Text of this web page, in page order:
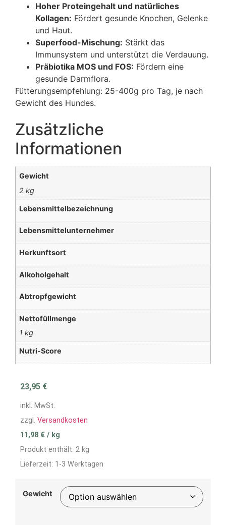
Hoher Proteingehalt und natürliches
Kollagen: Fördert gesunde Knochen, Gelenke
und Haut.
Superfood-Mischung: Stärkt das
Immunsystem und unterstützt die Verdauung.
Präbiotika MOS und FOS: Fördern eine
gesunde Darmflora.
Fütterungsempfehlung: 25-400g pro Tag, je nach
Gewicht des Hundes.
Zusätzliche
Informationen
Gewicht
2 kg
Lebensmittelbezeichnung
Lebensmittelunternehmer
Herkunftsort
Alkoholgehalt
Abtropfgewicht
Nettofüllmenge
1 kg
Nutri-Score
23,95 €
inkl. MwSt.
zzgl. Versandkosten
11,98 € / kg
Produkt enthält: 2 kg
Lieferzeit: 1-3 Werktagen
Gewicht